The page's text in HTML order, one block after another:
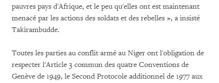
pauvres pays d'Afrique, et le peu qu'elles ont est maintenant
menacé par les actions des soldats et des rebelles », a insisté
Takirambudde.
Toutes les parties au conflit armé au Niger ont l'obligation de
respecter l'Article 3 commun des quatre Conventions de
Genève de 1949, le Second Protocole additionnel de 1977 aux